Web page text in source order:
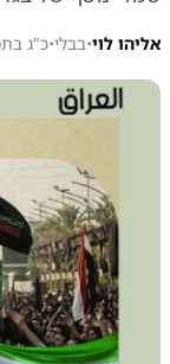
אליהו לוי•בבלי•כ"ג בתמוז |